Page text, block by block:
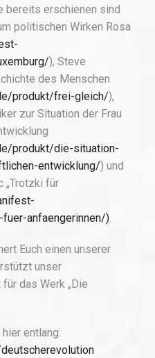
bereits erschienen sind
politischen Wirken Rosa
), Steve
des Menschen
produkt/frei-gleich/),
zur Situation der Frau
produkt/die-situation-
entwicklung/) und
„Trotzki für
anfaengerinnen/).
Euch einen unserer
unser
das Werk „Die
entlang: